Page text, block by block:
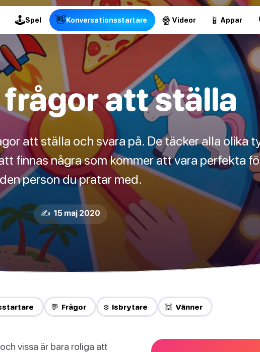
🕹Spel 👋Konversationsstartare 🍿 Videor 📱 Appar
frågor att ställa
att ställa och svara på. De täcker alla olika
finnas några som kommer att vara perfekta
den person du pratar med.
✍️ 15 maj 2020
💬 Frågor ❄️ Isbrytare 👯 Vänner
vissa är bara roliga att